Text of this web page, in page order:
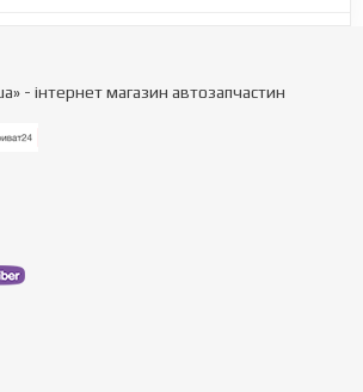
- інтернет магазин автозапчастин